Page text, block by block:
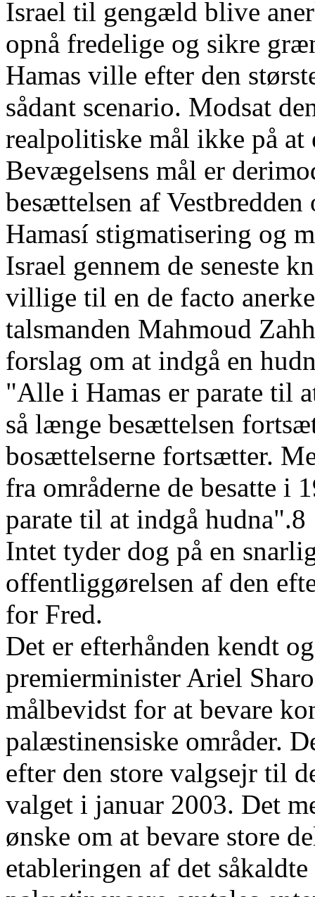
Israel til gengæld blive
opnå fredelige og sikre
Hamas ville efter den
sådant scenario. Modsat
realpolitiske mål ikke på at
Bevægelsens mål er
besættelsen af
Hamasí stigmatisering og
Israel gennem de seneste
villige til en de facto
talsmanden Mahmoud
forslag om at indgå en
"Alle i Hamas er parate til
så længe besættelsen
bosættelserne fortsætter.
fra områderne de besatte i
parate til at indgå hudna".8
Intet tyder dog på en
offentliggørelsen af den
for Fred.
Det er efterhånden kendt
premierminister Ariel
målbevidst for at bevare
palæstinensiske områder.
efter den store valgsejr til
valget i januar 2003. Det
ønske om at bevare store
etableringen af det